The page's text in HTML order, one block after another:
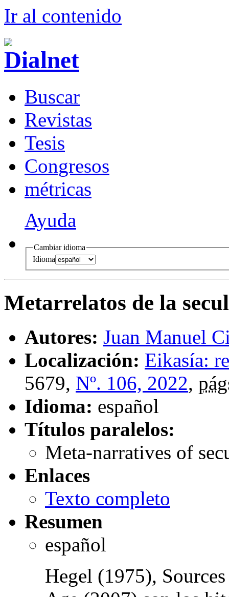
Ir al contenido
Buscar
Revistas
Tesis
Congresos
métricas
Ayuda
Cambiar idioma
Idioma
Metarrelatos de la
Autores: Juan Manuel
Localización: Eikasía:
5679, Nº. 106, 2022,
Idioma: español
Títulos paralelos:
Meta-narratives of
Enlaces
Texto completo
Resumen
español
Hegel (1975),